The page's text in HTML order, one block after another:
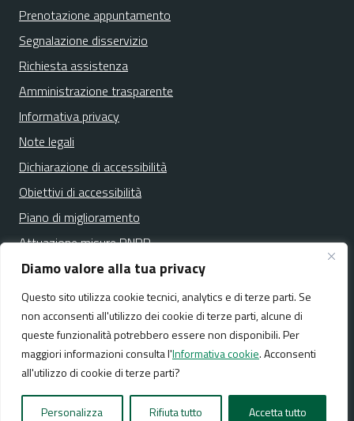
Diamo valore alla tua privacy
Questo sito utilizza cookie tecnici, analytics e di terze parti. Se
non acconsenti all'utilizzo dei cookie di terze parti, alcune di
queste funzionalità potrebbero essere non disponibili. Per
maggiori informazioni consulta l'Informativa cookie. Acconsenti
all'utilizzo di cookie di terze parti?
Personalizza Rifiuta tutto Accetta tutto
Prenotazione appuntamento
Segnalazione disservizio
Richiesta assistenza
Amministrazione trasparente
Informativa privacy
Note legali
Dichiarazione di accessibilità
Obiettivi di accessibilità
Piano di miglioramento
Attuazione misure PNRR
Media policy Mappa del sito
Realizzato da:NeMeA Sistemi Srl